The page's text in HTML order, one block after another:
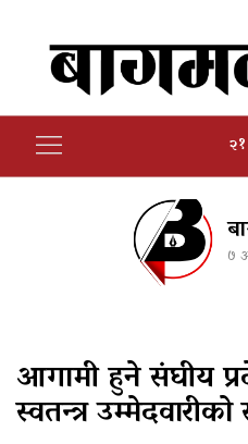
७
आगामी हुने संघीय
स्वतन्त्र